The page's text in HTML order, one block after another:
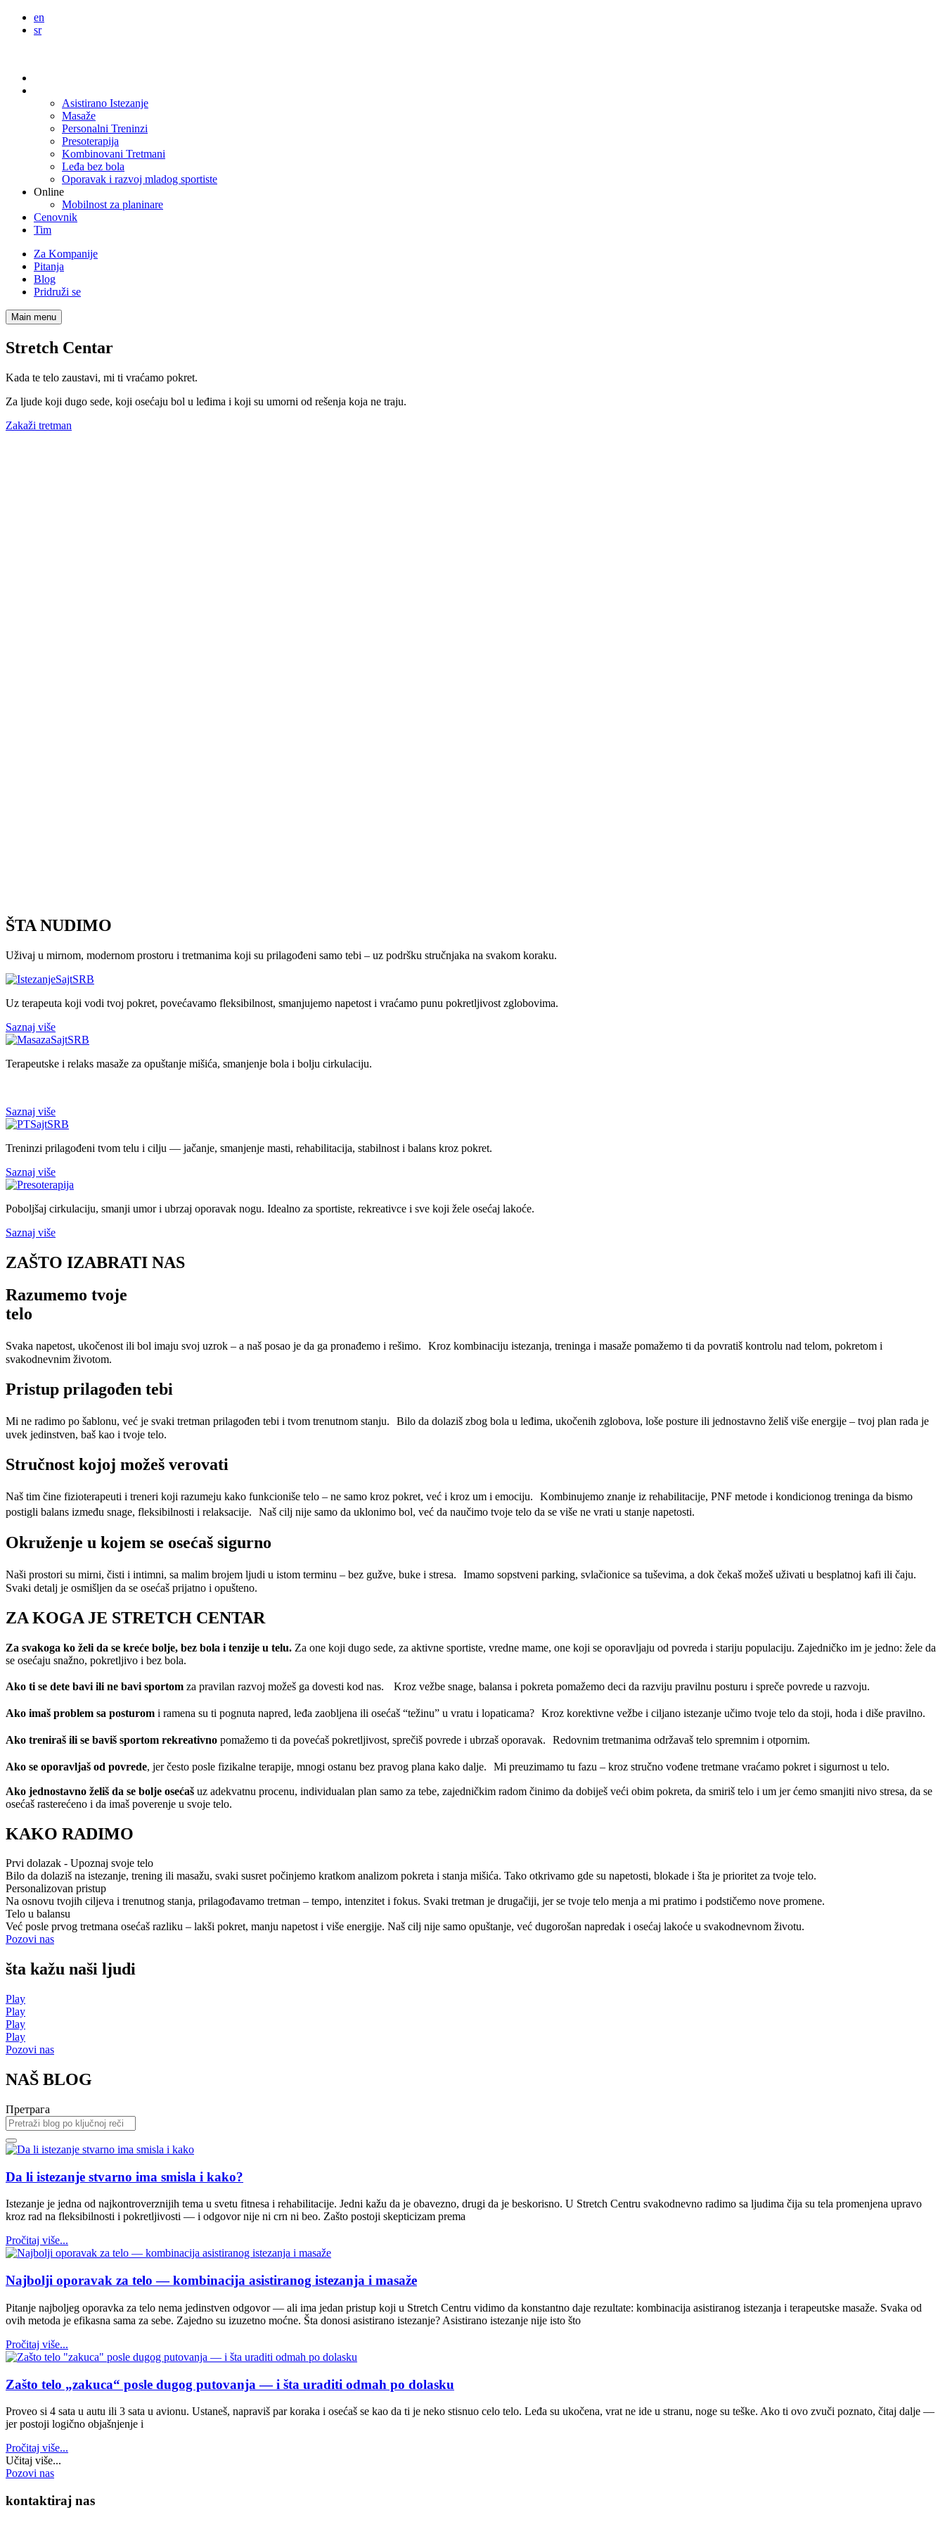
en
sr
Asistirano Istezanje
Masaže
Personalni Treninzi
Presoterapija
Kombinovani Tretmani
Leđa bez bola
Oporavak i razvoj mladog sportiste
Online
Mobilnost za planinare
Cenovnik
Tim
Za Kompanije
Pitanja
Blog
Pridruži se
Main menu
Stretch Centar
Kada te telo zaustavi, mi ti vraćamo pokret.
Za ljude koji dugo sede, koji osećaju bol u leđima i koji su umorni od rešenja koja ne traju.
Zakaži tretman
ŠTA NUDIMO
Uživaj u mirnom, modernom prostoru i tretmanima koji su prilagođeni samo tebi – uz podršku stručnjaka na svakom koraku.
Uz terapeuta koji vodi tvoj pokret, povećavamo fleksibilnost, smanjujemo napetost i vraćamo punu pokretljivost zglobovima.
Saznaj više
Terapeutske i relaks masaže za opuštanje mišića, smanjenje bola i bolju cirkulaciju.
Saznaj više
Treninzi prilagođeni tvom telu i cilju — jačanje, smanjenje masti, rehabilitacija, stabilnost i balans kroz pokret.
Saznaj više
Poboljšaj cirkulaciju, smanji umor i ubrzaj oporavak nogu. Idealno za sportiste, rekreativce i sve koji žele osećaj lakoće.
Saznaj više
ZAŠTO IZABRATI NAS
Razumemo tvoje
telo
Svaka napetost, ukočenost ili bol imaju svoj uzrok – a naš posao je da ga pronađemo i rešimo. Kroz kombinaciju istezanja, treninga i masaže pomažemo ti da povratiš kontrolu nad telom, pokretom i
svakodnevnim životom.
Pristup prilagođen tebi
Mi ne radimo po šablonu, već je svaki tretman prilagođen tebi i tvom trenutnom stanju. Bilo da dolaziš zbog bola u leđima, ukočenih zglobova, loše posture ili jednostavno želiš više energije – tvoj plan rada je
uvek jedinstven, baš kao i tvoje telo.
Stručnost kojoj možeš verovati
Naš tim čine fizioterapeuti i treneri koji razumeju kako funkcioniše telo – ne samo kroz pokret, već i kroz um i emociju. Kombinujemo znanje iz rehabilitacije, PNF metode i kondicionog treninga da bismo
postigli balans između snage, fleksibilnosti i relaksacije. Naš cilj nije samo da uklonimo bol, već da naučimo tvoje telo da se više ne vrati u stanje napetosti.
Okruženje u kojem se osećaš sigurno
Naši prostori su mirni, čisti i intimni, sa malim brojem ljudi u istom terminu – bez gužve, buke i stresa. Imamo sopstveni parking, svlačionice sa tuševima, a dok čekaš možeš uživati u besplatnoj kafi ili čaju.
Svaki detalj je osmišljen da se osećaš prijatno i opušteno.
ZA KOGA JE STRETCH CENTAR
Za svakoga ko želi da se kreće bolje, bez bola i tenzije u telu. Za one koji dugo sede, za aktivne sportiste, vredne mame, one koji se oporavljaju od povreda i stariju populaciju. Zajedničko im je jedno: žele da
se osećaju snažno, pokretljivo i bez bola.
Ako ti se dete bavi ili ne bavi sportom za pravilan razvoj možeš ga dovesti kod nas. Kroz vežbe snage, balansa i pokreta pomažemo deci da razviju pravilnu posturu i spreče povrede u razvoju.
Ako imaš problem sa posturom i ramena su ti pognuta napred, leđa zaobljena ili osećaš “težinu” u vratu i lopaticama? Kroz korektivne vežbe i ciljano istezanje učimo tvoje telo da stoji, hoda i diše pravilno.
Ako treniraš ili se baviš sportom rekreativno pomažemo ti da povećaš pokretljivost, sprečiš povrede i ubrzaš oporavak. Redovnim tretmanima održavaš telo spremnim i otpornim.
Ako se oporavljaš od povrede, jer često posle fizikalne terapije, mnogi ostanu bez pravog plana kako dalje. Mi preuzimamo tu fazu – kroz stručno vođene tretmane vraćamo pokret i sigurnost u telo.
Ako jednostavno želiš da se bolje osećaš uz adekvatnu procenu, individualan plan samo za tebe, zajedničkim radom činimo da dobiješ veći obim pokreta, da smiriš telo i um jer ćemo smanjiti nivo stresa, da se
osećaš rasterećeno i da imaš poverenje u svoje telo.
KAKO RADIMO
Prvi dolazak - Upoznaj svoje telo
Bilo da dolaziš na istezanje, trening ili masažu, svaki susret počinjemo kratkom analizom pokreta i stanja mišića. Tako otkrivamo gde su napetosti, blokade i šta je prioritet za tvoje telo.
Personalizovan pristup
Na osnovu tvojih ciljeva i trenutnog stanja, prilagođavamo tretman – tempo, intenzitet i fokus. Svaki tretman je drugačiji, jer se tvoje telo menja a mi pratimo i podstičemo nove promene.
Telo u balansu
Već posle prvog tretmana osećaš razliku – lakši pokret, manju napetost i više energije. Naš cilj nije samo opuštanje, već dugorošan napredak i osećaj lakoće u svakodnevnom životu.
Pozovi nas
šta kažu naši ljudi
Play
Play
Play
Play
Pozovi nas
NAŠ BLOG
Претрага
Da li istezanje stvarno ima smisla i kako?
Istezanje je jedna od najkontroverznijih tema u svetu fitnesа i rehabilitacije. Jedni kažu da je obavezno, drugi da je beskorisno. U Stretch Centru svakodnevno radimo sa ljudima čija su tela promenjena upravo
kroz rad na fleksibilnosti i pokretljivosti — i odgovor nije ni crn ni beo. Zašto postoji skepticizam prema
Pročitaj više...
Najbolji oporavak za telo — kombinacija asistiranog istezanja i masaže
Pitanje najboljeg oporavka za telo nema jedinstven odgovor — ali ima jedan pristup koji u Stretch Centru vidimo da konstantno daje rezultate: kombinacija asistiranog istezanja i terapeutske masaže. Svaka od
ovih metoda je efikasna sama za sebe. Zajedno su izuzetno moćne. Šta donosi asistirano istezanje? Asistirano istezanje nije isto što
Pročitaj više...
Zašto telo „zakuca“ posle dugog putovanja — i šta uraditi odmah po dolasku
Proveo si 4 sata u autu ili 3 sata u avionu. Ustaneš, napraviš par koraka i osećaš se kao da ti je neko stisnuo celo telo. Leđa su ukočena, vrat ne ide u stranu, noge su teške. Ako ti ovo zvuči poznato, čitaj dalje —
jer postoji logično objašnjenje i
Pročitaj više...
Učitaj više...
Pozovi nas
kontaktiraj nas